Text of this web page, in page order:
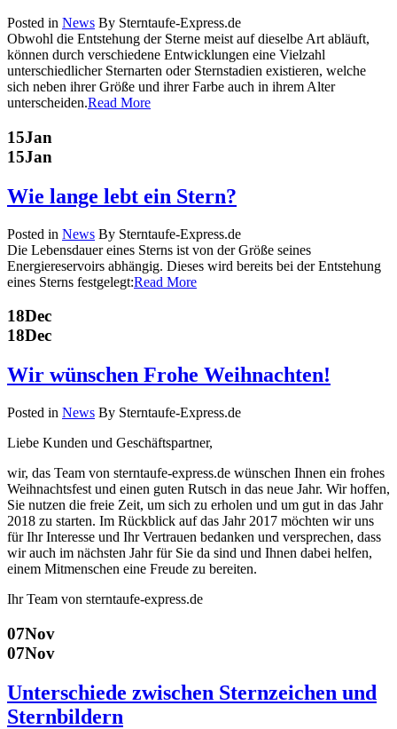
Posted in News By Sterntaufe-Express.de
Obwohl die Entstehung der Sterne meist auf dieselbe Art abläuft,
können durch verschiedene Entwicklungen eine Vielzahl
unterschiedlicher Sternarten oder Sternstadien existieren, welche
sich neben ihrer Größe und ihrer Farbe auch in ihrem Alter
unterscheiden.Read More
15Jan
15Jan
Wie lange lebt ein Stern?
Posted in News By Sterntaufe-Express.de
Die Lebensdauer eines Sterns ist von der Größe seines
Energiereservoirs abhängig. Dieses wird bereits bei der Entstehung
eines Sterns festgelegt:Read More
18Dec
18Dec
Wir wünschen Frohe Weihnachten!
Posted in News By Sterntaufe-Express.de
Liebe Kunden und Geschäftspartner,
wir, das Team von sterntaufe-express.de wünschen Ihnen ein frohes
Weihnachtsfest und einen guten Rutsch in das neue Jahr. Wir hoffen,
Sie nutzen die freie Zeit, um sich zu erholen und um gut in das Jahr
2018 zu starten. Im Rückblick auf das Jahr 2017 möchten wir uns
für Ihr Interesse und Ihr Vertrauen bedanken und versprechen, dass
wir auch im nächsten Jahr für Sie da sind und Ihnen dabei helfen,
einem Mitmenschen eine Freude zu bereiten.
Ihr Team von sterntaufe-express.de
07Nov
07Nov
Unterschiede zwischen Sternzeichen und
Sternbildern